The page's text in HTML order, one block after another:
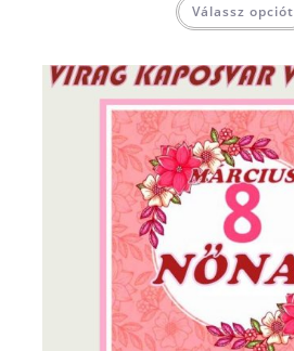
Válassz opciót